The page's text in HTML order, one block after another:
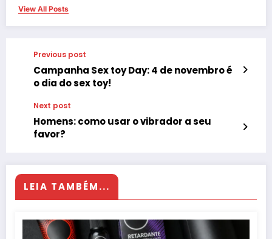
View All Posts
Previous post
Campanha Sex toy Day: 4 de novembro é
o dia do sex toy!
Next post
Homens: como usar o vibrador a seu
favor?
LEIA TAMBÉM...